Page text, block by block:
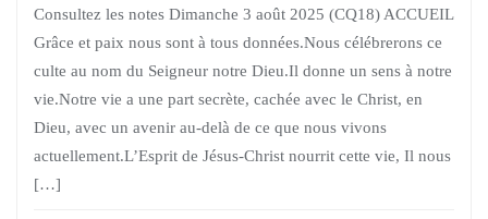
Consultez les notes Dimanche 3 août 2025 (CQ18) ACCUEIL
Grâce et paix nous sont à tous données.Nous célébrerons ce
culte au nom du Seigneur notre Dieu.Il donne un sens à notre
vie.Notre vie a une part secrète, cachée avec le Christ, en
Dieu, avec un avenir au-delà de ce que nous vivons
actuellement.L’Esprit de Jésus-Christ nourrit cette vie, Il nous
[…]